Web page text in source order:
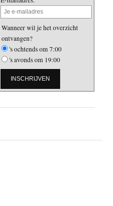
Wanneer wil je het overzicht
ontvangen?
's ochtends om 7:00
's avonds om 19:00